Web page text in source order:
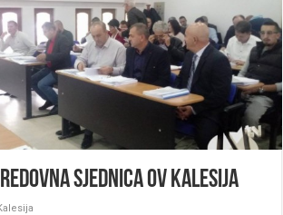
sjednica OV Kalesija